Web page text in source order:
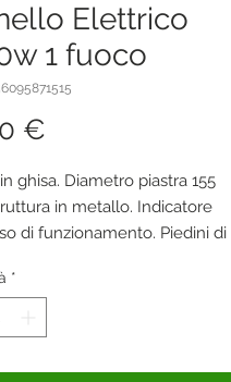
Elettrico
1 fuoco
€
ghisa. Diametro piastra 155
in metallo. Indicatore
di funzionamento. Piedini di
~ 50/60Hz. Potenza: 1500 W.
*